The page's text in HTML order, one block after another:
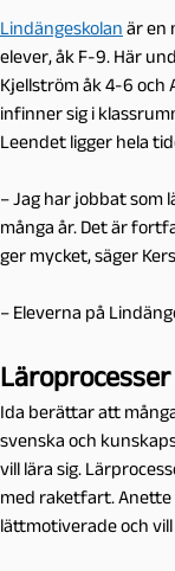
Lindängeskolan är en
elever, åk F-9. Här
Kjellström åk 4-6 och
infinner sig i
Leendet ligger hela
– Jag har jobbat som
många år. Det är
ger mycket, säger
– Eleverna på
Läroprocesser
Ida berättar att
svenska och
vill lära sig.
med raketfart. Anette
lättmotiverade och